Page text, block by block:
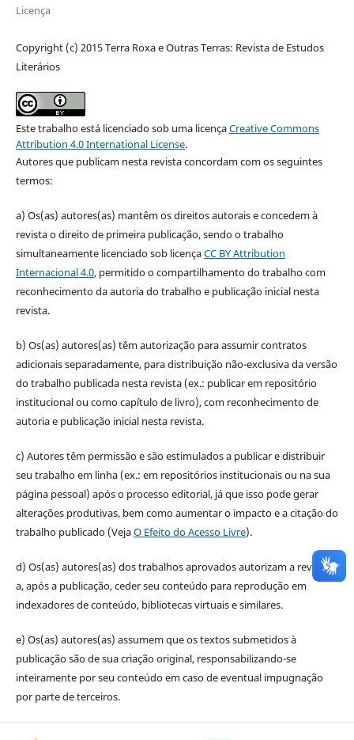
Licença
Copyright (c) 2015 Terra Roxa e Outras Terras: Revista de Estudos
Literários
Este trabalho está licenciado sob uma licençaCreative Commons
Attribution 4.0 International License.
Autores que publicam nesta revista concordam com os seguintes
termos:
a) Os(as) autores(as) mantêm os direitos autorais e concedem à
revista o direito de primeira publicação, sendo o trabalho
simultaneamente licenciado sob licençaCC BY Attribution
Internacional 4.0, permitido o compartilhamento do trabalho com
reconhecimento da autoria do trabalho e publicação inicial nesta
revista.
b) Os(as) autores(as) têm autorização para assumir contratos
adicionais separadamente, para distribuição não-exclusiva da versão
do trabalho publicada nesta revista (ex.: publicar em repositório
institucional ou como capítulo de livro), com reconhecimento de
autoria e publicação inicial nesta revista.
c) Autores têm permissão e são estimulados a publicar e distribuir
seu trabalho em linha (ex.: em repositórios institucionais ou na sua
página pessoal) após o processo editorial, já que isso pode gerar
alterações produtivas, bem como aumentar o impacto e a citação do
trabalho publicado (VejaO Efeito do Acesso Livre).
d) Os(as) autores(as) dos trabalhos aprovados autorizam a revista
a, após a publicação, ceder seu conteúdo para reprodução em
indexadores de conteúdo, bibliotecas virtuais e similares.
e) Os(as) autores(as) assumem que os textos submetidos à
publicação são de sua criação original, responsabilizando-se
inteiramente por seu conteúdo em caso de eventual impugnação
por parte de terceiros.